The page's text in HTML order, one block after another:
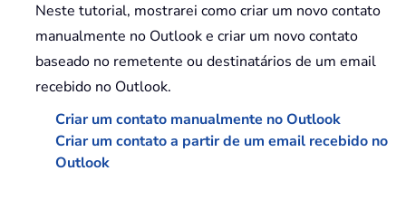
Neste tutorial, mostrarei como criar um novo contato
manualmente no Outlook e criar um novo contato
baseado no remetente ou destinatários de um email
recebido no Outlook.
Criar um contato manualmente no Outlook
Criar um contato a partir de um email recebido no
Outlook